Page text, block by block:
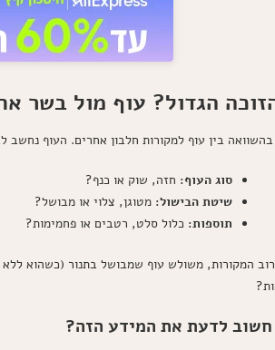
הגדול? עוף מול בשר
בין עוף למקורות חלבון אחרים. העוף
סוג העוף: חזה, שוק או כנף?
שיטת הבישול: מטוגן, צלוי או מבושל?
תוספות: כלול סלט, רטבים או פחמימות?
לדעת את המידע הזה?